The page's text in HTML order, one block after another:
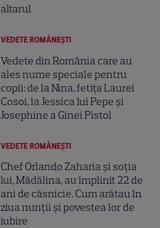
altarul
VEDETE ROMÂNEŞTI
Vedete din România care au
ales nume speciale pentru
copii: de la Nina, fetița Laurei
Cosoi, la Jessica lui Pepe și
Josephine a Ginei Pistol
VEDETE ROMÂNEŞTI
Chef Orlando Zaharia și soția
lui, Mădălina, au împlinit 22 de
ani de căsnicie. Cum arătau în
ziua nunții și povestea lor de
iubire